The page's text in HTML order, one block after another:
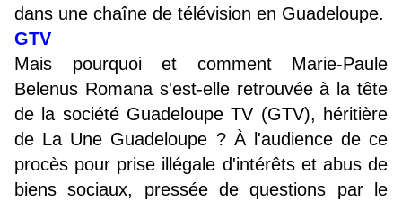
dans une chaîne de télévision en Guadeloupe.
GTV
Mais pourquoi et comment Marie-Paule
Belenus Romana s'est-elle retrouvée à la tête
de la société Guadeloupe TV (GTV), héritière
de La Une Guadeloupe ? À l'audience de ce
procès pour prise illégale d'intérêts et abus de
biens sociaux, pressée de questions par le